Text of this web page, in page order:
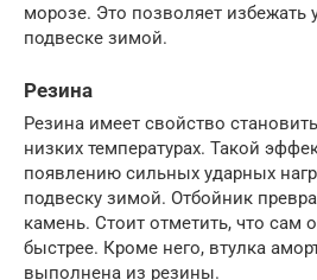
морозе. Это позволяет избежать
подвеске зимой.
Резина
Резина имеет свойство
низких температурах. Такой
появлению сильных ударных
подвеску зимой. Отбойник
камень. Стоит отметить, что сам
быстрее. Кроме него, втулка
выполнена из резины.